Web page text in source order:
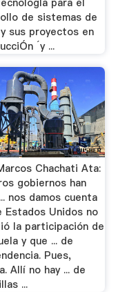
de sistemas de
sus proyectos en
´y ...
Chachati Ata:
gobiernos han
nos damos cuenta
Estados Unidos no
la participación de
y que ... de
Pues,
Allí no hay ... de
...